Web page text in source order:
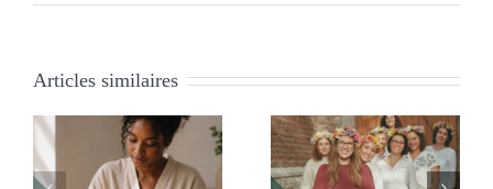
Articles similaires